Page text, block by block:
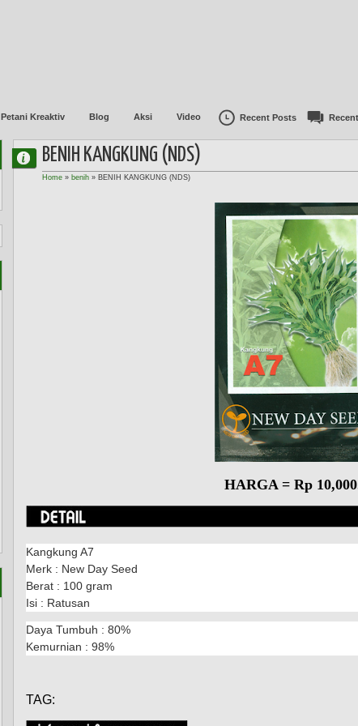
Petani Kreaktiv Blog Aksi Video Recent Posts
BENIH KANGKUNG (NDS)
Home » benih » BENIH KANGKUNG (NDS)
HARGA = Rp
Kangkung A7
Merk : New Day Seed
Berat : 100 gram
Isi : Ratusan
Daya Tumbuh : 80%
Kemurnian : 98%
TAG: